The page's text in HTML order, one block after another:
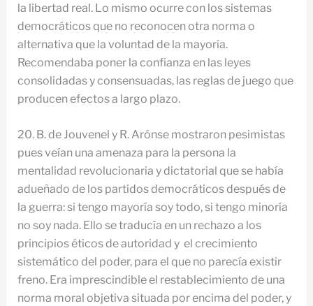
la libertad real. Lo mismo ocurre con los sistemas
democráticos que no reconocen otra norma o
alternativa que la voluntad de la mayoría.
Recomendaba poner la confianza en las leyes
consolidadas y consensuadas, las reglas de juego que
producen efectos a largo plazo.
20. B. de Jouvenel y R. Arónse mostraron pesimistas
pues veían una amenaza para la persona la
mentalidad revolucionaria y dictatorial que se había
adueñado de los partidos democráticos después de
la guerra: si tengo mayoría soy todo, si tengo minoría
no soy nada. Ello se traducía en un rechazo a los
principios éticos de autoridad y el crecimiento
sistemático del poder, para el que no parecía existir
freno. Era imprescindible el restablecimiento de una
norma moral objetiva situada por encima del poder, y